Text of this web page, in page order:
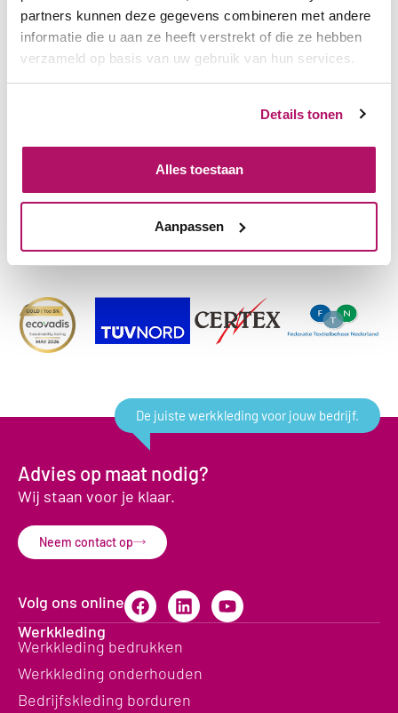
partners kunnen deze gegevens combineren met andere
informatie die u aan ze heeft verstrekt of die ze hebben
verzameld op basis van uw gebruik van hun services.
Details tonen
Alles toestaan
Aanpassen
Liever even bellen?
Onze experts staan voor je klaar.
Neem contact op
Advies op maat nodig?
Wij staan voor je klaar.
De juiste werkkleding voor jouw bedrijf.
Neem contact op
Volg ons online
Werkkleding
Werkkleding bedrukken
Werkkleding onderhouden
Bedrijfskleding borduren